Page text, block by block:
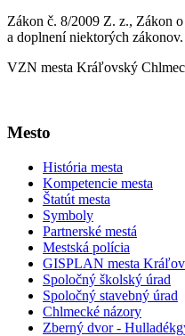
Zákon č. 8/2009 Z. z., Zákon
a doplnení niektorých zákonov.
VZN mesta Kráľovský
Mesto
História mesta
Kompetencie mesta
Štatút mesta
Symboly
Partnerské mestá
Mestská polícia
GISPLAN mesta
Spoločný školský úrad
Spoločný stavebný úrad
Chlmecké názory
Zberný dvor -